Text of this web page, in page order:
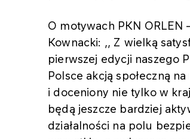
O motywach PKN
Kownacki: ,, Z wielką
pierwszej edycji naszego
Polsce akcją społeczną
i doceniony nie tylko w
będą jeszcze bardziej
działalności na polu